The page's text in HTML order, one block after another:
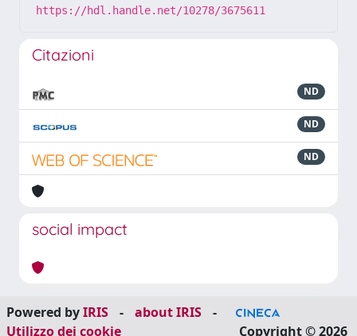
https://hdl.handle.net/10278/3675611
Citazioni
ND
ND
ND
social impact
Powered byIRIS - about IRIS
-
Utilizzo dei cookie
Copyright © 2026